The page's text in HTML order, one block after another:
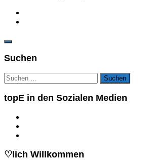
Suchen
Suchen
nach:
topE in den Sozialen Medien
♡lich Willkommen